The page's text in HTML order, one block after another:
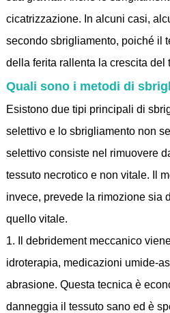
cicatrizzazione. In alcuni casi,
secondo sbrigliamento, poiché il
della ferita rallenta la crescita del
Quali sono i metodi di
Esistono due tipi principali di
selettivo e lo sbrigliamento non
selettivo consiste nel rimuovere
tessuto necrotico e non vitale. Il
invece, prevede la rimozione sia
quello vitale.
1. Il debridement meccanico
idroterapia, medicazioni umide-
abrasione. Questa tecnica è
danneggia il tessuto sano ed è